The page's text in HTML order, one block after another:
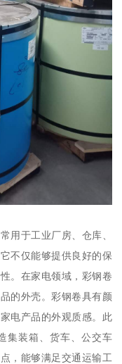
用于工业厂房、仓库、
不仅能够提供良好的保
。在家电领域，彩钢卷
的外壳。彩钢卷具有颜
电产品的外观质感。此
集装箱、货车、公交车
，能够满足交通运输工